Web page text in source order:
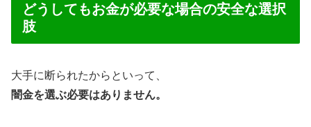
どうしてもお金が必要な場合の安全な選択
肢
大手に断られたからといって、
闇金を選ぶ必要はありません。